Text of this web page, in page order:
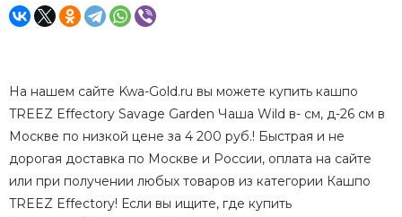
На нашем сайте Kwa-Gold.ru вы можете купить кашпо
TREEZ Effectory Savage Garden Чаша Wild в- см, д-26 см в
Москве по низкой цене за 4 200 руб.! Быстрая и не
дорогая доставка по Москве и России, оплата на сайте
или при получении любых товаров из категории Кашпо
TREEZ Effectory! Если вы ищите, где купить